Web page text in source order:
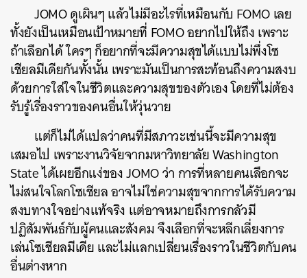
JOMO ดูเผินๆ แล้วไม่มีอะไรที่เหมือนกับ FOMO เลย
ทั้งยังเป็นเหมือนเป้าหมายที่ FOMO อยากไปให้ถึง เพราะ
ถ้าเลือกได้ ใครๆ ก็อยากที่จะมีความสุขได้แบบไม่พึ่งโซ
เชียลมีเดียกันทั้งนั้น เพราะมันเป็นการสะท้อนถึงความสงบ
ด้วยการใส่ใจในชีวิตและความสุขของตัวเอง โดยที่ไม่ต้อง
รับรู้เรื่องราวของคนอื่นให้วุ่นวาย
แต่ก็ไม่ได้แปลว่าคนที่มีสภาวะเช่นนี้จะมีความสุข
เสมอไป เพราะงานวิจัยจากมหาวิทยาลัย Washington
State ได้เผยอีกแง่ของ JOMO ว่า การที่หลายคนเลือกจะ
ไม่สนใจโลกโซเชียล อาจไม่ใช่ความสุขจากการได้รับความ
สงบทางใจอย่างแท้จริง แต่อาจหมายถึงการกลัวมี
ปฏิสัมพันธ์กับผู้คนและสังคม จึงเลือกที่จะหลีกเลี่ยงการ
เล่นโซเชียลมีเดีย และไม่แลกเปลี่ยนเรื่องราวในชีวิตกับคน
อื่นต่างหาก